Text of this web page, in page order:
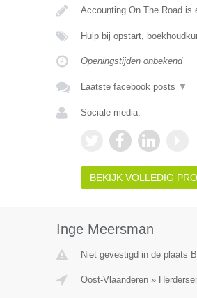
Accounting On The Road is
Hulp bij opstart,
Openingstijden onbekend
Laatste facebook posts ▼
Sociale media:
BEKIJK VOLLEDIG
Inge Meersman
Niet gevestigd in de plaats
Oost-Vlaanderen»